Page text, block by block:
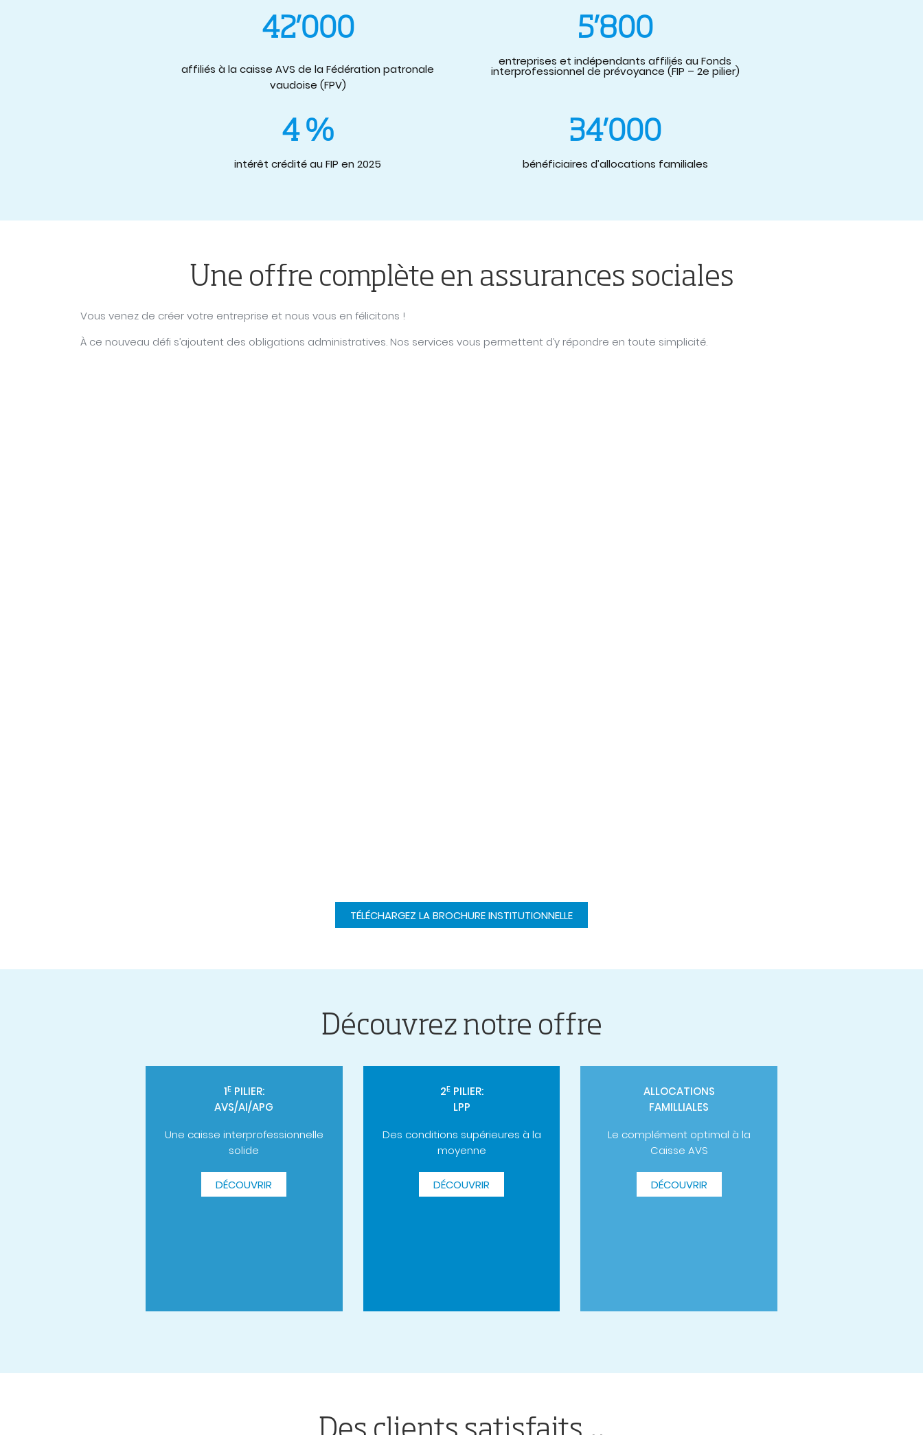
42’000
affiliés à la caisse AVS de la Fédération patronale
vaudoise (FPV)
5’800
entreprises et indépendants affiliés au Fonds
interprofessionnel de prévoyance (FIP – 2e pilier)
4 %
intérêt crédité au FIP en 2025
34’000
bénéficiaires d’allocations familiales
Une offre complète en assurances sociales
Vous venez de créer votre entreprise et nous vous en félicitons !
À ce nouveau défi s’ajoutent des obligations administratives. Nos services vous permettent d’y répondre en toute simplicité.
TÉLÉCHARGEZ LA BROCHURE INSTITUTIONNELLE
Découvrez notre offre
1EPILIER:
AVS/AI/APG
Une caisse interprofessionnelle
solide
DÉCOUVRIR
2EPILIER:
LPP
Des conditions supérieures à la
moyenne
DÉCOUVRIR
ALLOCATIONS
FAMILLIALES
Le complément optimal à la
Caisse AVS
DÉCOUVRIR